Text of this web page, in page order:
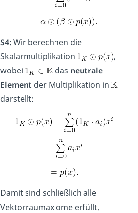
S4:Wir berechnen die
Skalarmultiplikation
,
wobei
das neutrale
Element der Multiplikation in
darstellt:
Damit sind schließlich alle
Vektorraumaxiome erfüllt.